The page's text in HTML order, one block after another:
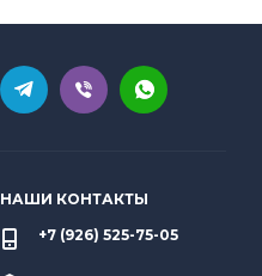
НАШИ КОНТАКТЫ
+7 (926) 525-75-05